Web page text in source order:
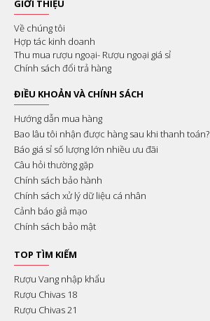
GIỚI THIỆU
Về chúng tôi
Hợp tác kinh doanh
Thu mua rượu ngoại- Rượu ngoại giá sỉ
Chính sách đổi trả hàng
ĐIỀU KHOẢN VÀ CHÍNH SÁCH
Hướng dẫn mua hàng
Bao lâu tôi nhận được hàng sau khi thanh toán?
Báo giá sỉ số lượng lớn nhiều ưu đãi
Câu hỏi thường gặp
Chính sách bảo hành
Chính sách xử lý dữ liệu cá nhân
Cảnh báo giả mạo
Chính sách bảo mật
TOP TÌM KIẾM
Rượu Vang nhập khẩu
Rượu Chivas 18
Rượu Chivas 21